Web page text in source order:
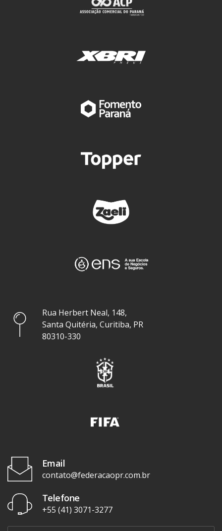
Rua Herbert Neal, 148,
Santa Quitéria, Curitiba, PR
80310-330
Email
contato@federacaopr.com.br
Telefone
+55 (41) 3071-3277